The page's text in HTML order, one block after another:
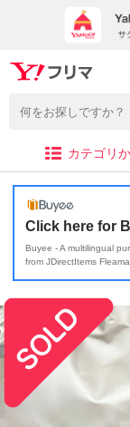
カテゴリ
Click here for
Buyee - A multilingual
from JDirectItems